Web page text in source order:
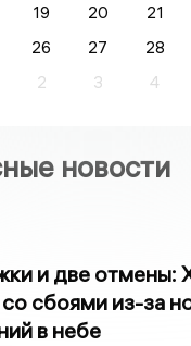
19 20 21
26 27 28
2 3 4
новости
и две отмены:
сбоями из-за
в небе